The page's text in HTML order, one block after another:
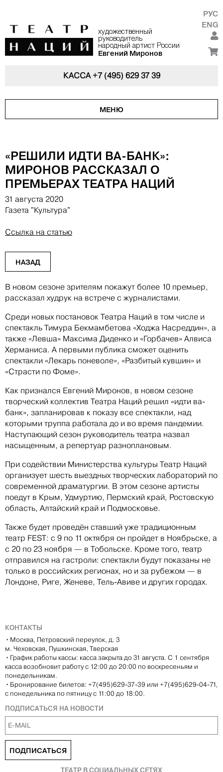
художественный
руководитель
народный артист России
Евгений Миронов
РУС
ENG
КАССА+7 (495) 629 37 39
МЕНЮ
«РЕШИЛИ ИДТИ ВА-БАНК»:
МИРОНОВ РАССКАЗАЛ О
ПРЕМЬЕРАХ ТЕАТРА НАЦИЙ
31 августа 2020
Газета "Культура"
Ссылка на статью
НАЗАД
В новом сезоне зрителям покажут более 10 премьер,
рассказал худрук на встрече с журналистами.
Среди новых постановок Театра Наций в том числе и
спектакль Тимура Бекмамбетова «Ходжа Насреддин», а
также «Левша» Максима Диденко и «Горбачев» Алвиса
Херманиса. А первыми публика сможет оценить
спектакли «Лекарь поневоле», «Разбитый кувшин» и
«Страсти по Фоме».
Как признался Евгений Миронов, в новом сезоне
творческий коллектив Театра Наций решил «идти ва-
банк», запланировав к показу все спектакли, над
которыми труппа работала до и во время пандемии.
Наступающий сезон руководитель театра назвал
насыщенным, а репертуар разноплановым.
При содействии Министерства культуры Театр Наций
организует шесть выездных творческих лабораторий по
современной драматургии. В этом сезоне артисты
поедут в Крым, Удмуртию, Пермский край, Ростовскую
область, Алтайский край и Подмосковье.
Также будет проведён ставший уже традиционным
театр FEST: с 9 по 11 октября он пройдет в Ноябрьске, а
с 20 по 23 ноября — в Тобольске. Кроме того, театр
отправился на гастроли: спектакли будут показаны не
только в российских регионах, но и за рубежом — в
Лондоне, Риге, Женеве, Тель-Авиве и других городах.
КОНТАКТЫ
• Москва, Петровский переулок, д. 3
м. Чеховская, Пушкинская, Тверская
• График работы кассы: касса закрыта до 31 августа. С 1 сентября
касса возобновит работу с 12:00 до 20:00 по воскресеньям и
понедельникам.
• Бронирование билетов: +7(495)629-37-39 или +7(495)629-04-71,
с понедельника по пятницу с 11:00 до 18:00.
ПОДПИСАТЬСЯ НА НОВОСТИ
ПОДПИСАТЬСЯ
ТЕАТР В СОЦИАЛЬНЫХ СЕТЯХ